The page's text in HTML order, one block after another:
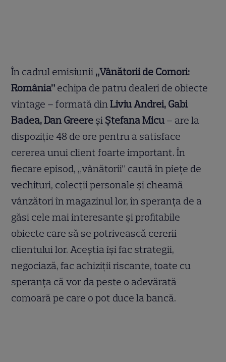
În cadrul emisiunii „Vânătorii de Comori:
România” echipa de patru dealeri de obiecte
vintage – formată dinLiviu Andrei, Gabi
Badea, Dan Greere și Ștefana Micu – are la
dispoziție 48 de ore pentru a satisface
cererea unui client foarte important. În
fiecare episod, „vânătorii” caută în piețe de
vechituri, colecții personale și cheamă
vânzători în magazinul lor, în speranța de a
găsi cele mai interesante și profitabile
obiecte care să se potrivească cererii
clientului lor. Aceștia își fac strategii,
negociază, fac achiziții riscante, toate cu
speranța că vor da peste o adevărată
comoară pe care o pot duce la bancă.